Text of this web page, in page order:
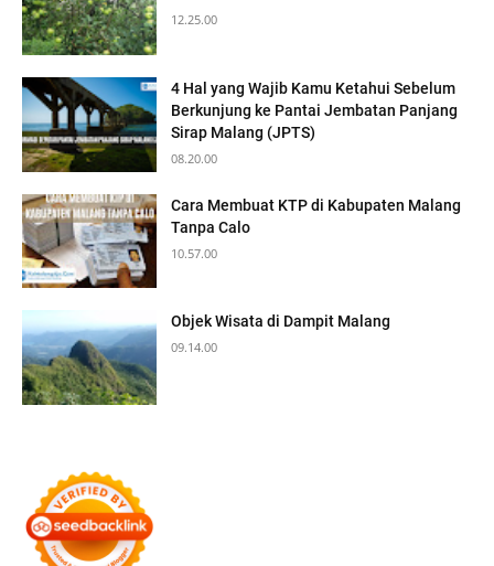
12.25.00
4 Hal yang Wajib Kamu Ketahui Sebelum
Berkunjung ke Pantai Jembatan Panjang
Sirap Malang (JPTS)
08.20.00
Cara Membuat KTP di Kabupaten Malang
Tanpa Calo
10.57.00
Objek Wisata di Dampit Malang
09.14.00